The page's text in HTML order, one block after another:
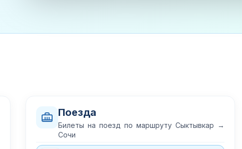
Поезда
Билеты на поезд по маршруту Сыктывкар →
Сочи